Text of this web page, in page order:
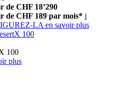
de CHF 18’290
de CHF 189 par mois* i
LA en savoir plus
100
100
plus